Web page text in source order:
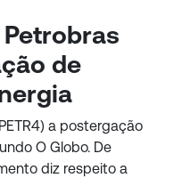
de
a postergação
O Globo. De
diz respeito a